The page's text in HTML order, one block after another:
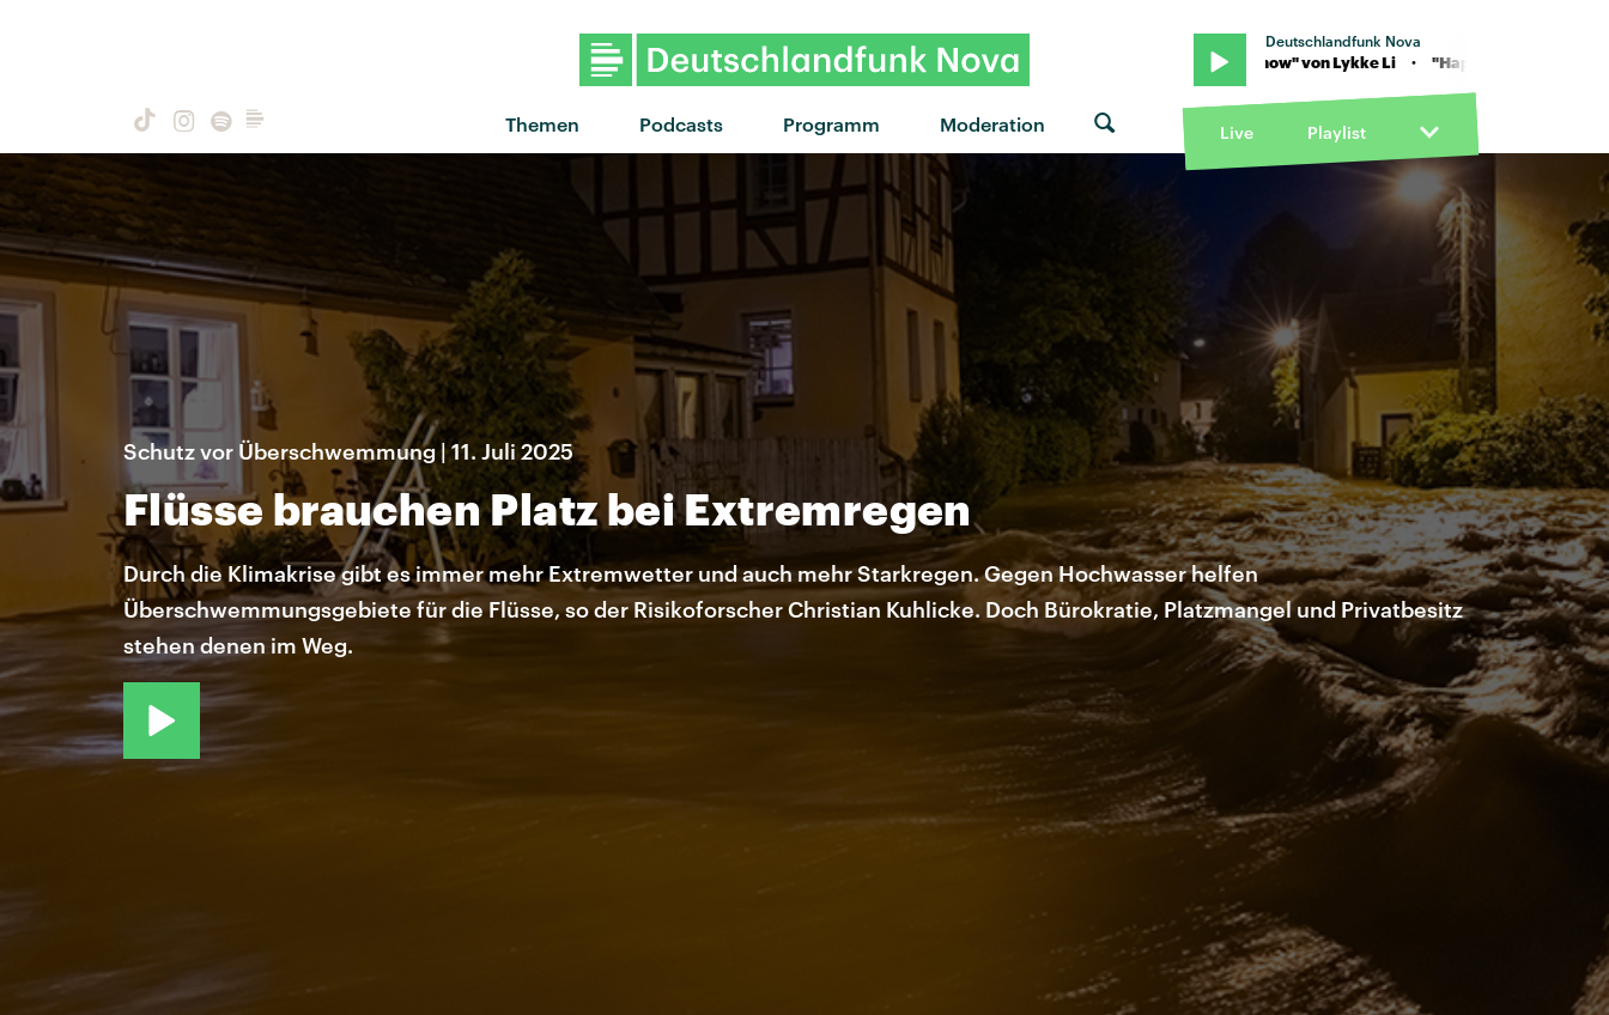
Themen Podcasts Programm Moderation
Deutschlandfunk Nova
"Happy now" von Lykke Li · "Happy now" von Lykke Li · "Happy now" von Lykke Li
Live Playlist
Schutz vor Überschwemmung | 11. Juli 2025
Flüsse brauchen Platz bei Extremregen
Durch die Klimakrise gibt es immer mehr Extremwetter und auch mehr Starkregen. Gegen Hochwasser helfen
Überschwemmungsgebiete für die Flüsse, so der Risikoforscher Christian Kuhlicke. Doch Bürokratie, Platzmangel und Privatbesitz
stehen denen im Weg.